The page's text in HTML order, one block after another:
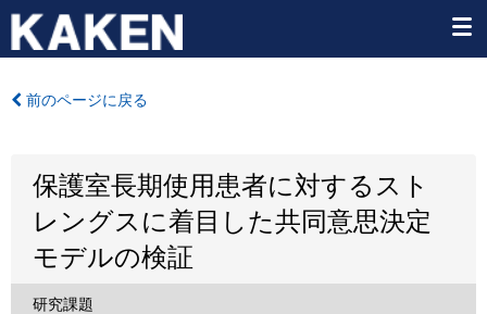
前のページに戻る
保護室長期使用患者に対するスト
レングスに着目した共同意思決定
モデルの検証
研究課題